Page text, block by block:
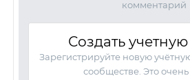
комментарий
Создать
Зарегистрируйте новую
сообществе. Это